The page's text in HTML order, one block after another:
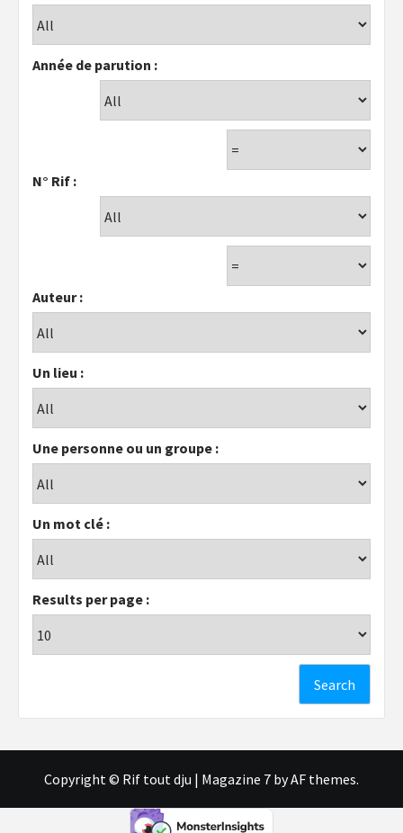
Année de parution :
N° Rif :
Auteur :
Un lieu :
Une personne ou un groupe :
Un mot clé :
Results per page :
Copyright © Rif tout dju | Magazine 7 by AF themes.